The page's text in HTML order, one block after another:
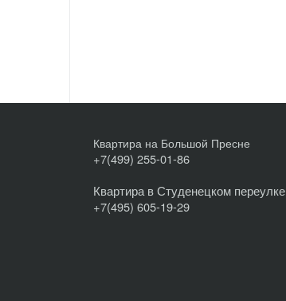
Квартира на Большой Пресне
+7(499) 255-01-86
Квартира в Студенецком переулке
+7(495) 605-19-29